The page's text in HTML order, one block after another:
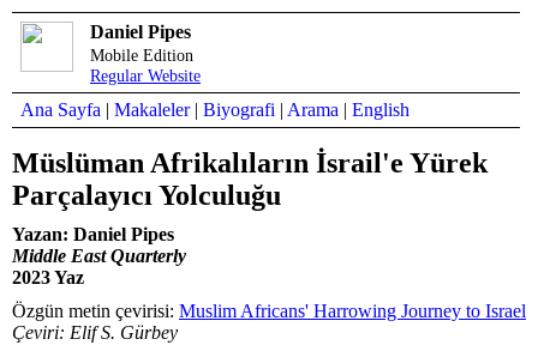
Daniel Pipes
Mobile Edition
Regular Website
Ana Sayfa | Makaleler| Biyografi | Arama | English
Müslüman Afrikalıların İsrail'e Yürek
Parçalayıcı Yolculuğu
Yazan: Daniel Pipes
Middle East Quarterly
2023 Yaz
Özgün metin çevirisi: Muslim Africans' Harrowing Journey to Israel
Çeviri: Elif S. Gürbey